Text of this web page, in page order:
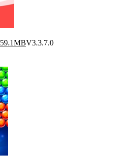
59.1MBV3.3.7.0